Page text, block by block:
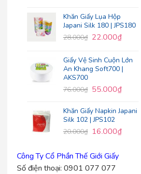
Khăn Giấy Lụa Hộp
Japani Silk 180 | JPS180
28.000₫ 22.000₫
Giấy Vệ Sinh Cuộn Lớn
An Khang Soft700 |
AKS700
76.000₫ 55.000₫
Khăn Giấy Napkin Japani
Silk 102 | JPS102
20.000₫ 16.000₫
Công Ty Cổ Phần Thế Giới Giấy
Số điện thoại: 0901 077 077